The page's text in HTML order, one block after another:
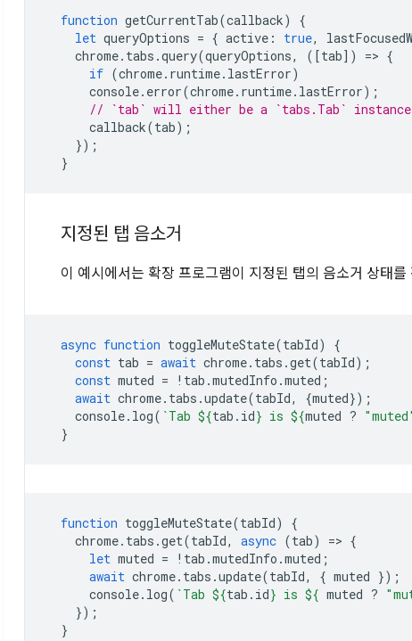
function getCurrentTab(callback)
{
let queryOptions = { active : true,
chrome. tabs .query(queryOptions, ([tab]) => {
if (chrome. runtime. lastError)
console. error(chrome. runtime. lastError);
// `tab` will either be a `tabs.Tab` instance
callback(tab);
});
}
지정된 탭 음소거
이 예시에서는 확장 프로그램이 지정된 탭의 음소거 상태
async function toggleMuteState(tabId)
{
const tab = await chrome. tabs .get(tabId);
const muted = ! tab .mutedInfo .muted ;
await chrome. tabs .update(tabId, {muted});
console. log( `Tab ${tab . id} is ${muted ?
}
function toggleMuteState(tabId)
{
chrome. tabs .get(tabId, async (tab) => {
let muted = ! tab .mutedInfo .muted ;
await chrome. tabs .update(tabId, { muted });
console. log( `Tab ${tab . id} is ${ muted ?
});
}